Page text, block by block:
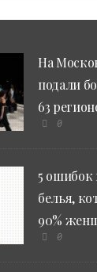
На
подали
63
0
5
белья,
90%
0